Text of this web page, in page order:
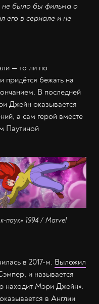
не было бы фильма о
его в сериале и не
— то ли по
придётся бежать на
В последней
Джейн оказывается
а сам герой вместе
Паутиной
паук» 1994 / Marvel
в 2017-м. Выложил
и называется
находит Мэри Джейн».
в Англии